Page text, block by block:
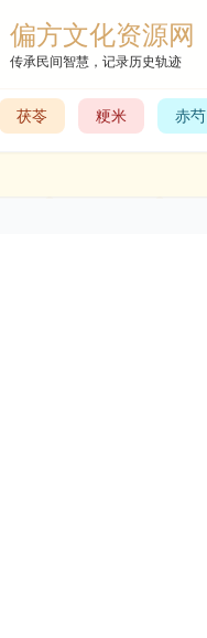
偏方文化资源网
传承民间智慧，记录历史轨迹
茯苓 粳米 赤芍